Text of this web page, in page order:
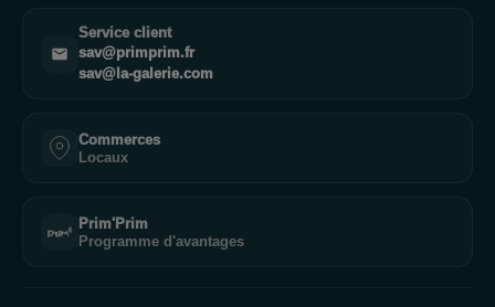
près de Lorient en Bretagne. Avec sa vaste sélection de
produits de qualité, son excellent service client et son
apparence tout en respectant la planète.
Service client
sav@primprim.fr
sav@la-galerie.com
Commerces
Locaux
Prim'Prim
Programme d'avantages